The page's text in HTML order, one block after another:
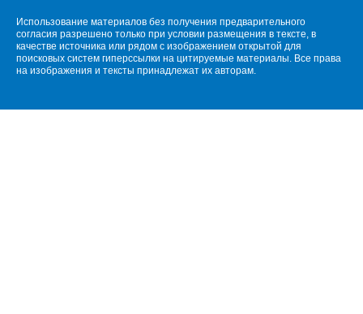
Использование материалов без получения предварительного
согласия разрешено только при условии размещения в тексте, в
качестве источника или рядом с изображением открытой для
поисковых систем гиперссылки на цитируемые материалы. Все права
на изображения и тексты принадлежат их авторам.